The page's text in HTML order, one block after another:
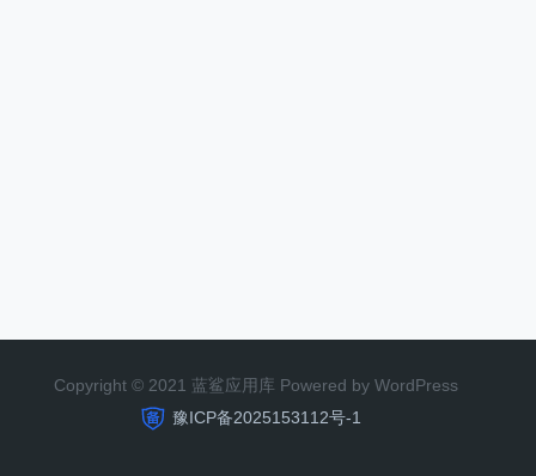
Copyright © 2021 蓝鲨应用库 Powered by WordPress
豫ICP备2025153112号-1